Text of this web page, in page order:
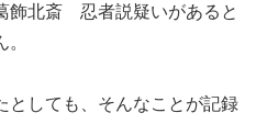
飾北斎 忍者説疑いがあると
としても、そんなことが記録